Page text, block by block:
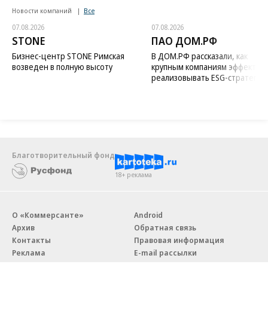
Новости компаний Все
07.08.2026
STONE
Бизнес-центр STONE Римская
возведен в полную высоту
07.08.2026
ПАО ДОМ.РФ
В ДОМ.РФ рассказали, как
крупным компаниям
реализовывать ESG-стратегию
Благотворительный фонд
18+ реклама
О «Коммерсанте»
Архив
Контакты
Реклама
Android
Обратная связь
Правовая информация
E-mail рассылки